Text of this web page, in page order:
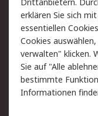
Rechtliches
RS Verkaufs- und
Cookie-Richtlinie
Impressum
erklären Sie sich
essentiellen
Cookies
verwalten" klicken.
Sie auf "Alle
bestimmte
Informationen